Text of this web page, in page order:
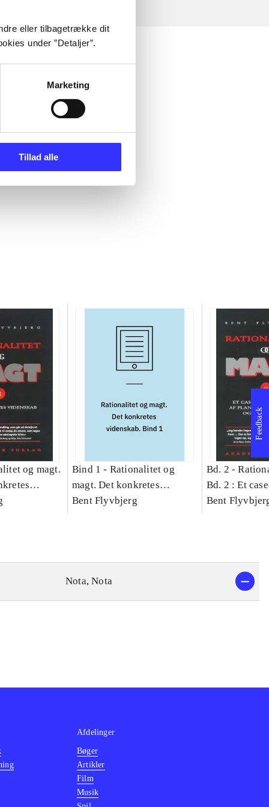
eller tilbagetrække dit
under ”Detaljer”.
Marketing
Tillad alle
og magt.
Bind 1 - Rationalitet og
magt. Det konkretes
videnskab. Bind 1
Bent Flyvbjerg
Bd. 2 -
Bd. 2 : Et
studie af
Bent
Nota, Nota
Feedback
Afdelinger
Bøger
Artikler
Film
Musik